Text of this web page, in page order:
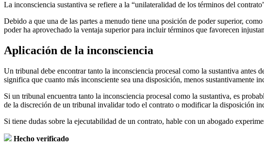
La inconsciencia sustantiva se refiere a la “unilateralidad de los términos del
Debido a que una de las partes a menudo tiene una posición de poder superior,
poder ha aprovechado la ventaja superior para incluir términos que favorecen
Aplicación de la inconsciencia
Un tribunal debe encontrar tanto la inconsciencia procesal como la sustantiva
significa que cuanto más inconsciente sea una disposición, menos sustantivamente
Si un tribunal encuentra tanto la inconsciencia procesal como la sustantiva, es
de la discreción de un tribunal invalidar todo el contrato o modificar la disposición
Si tiene dudas sobre la ejecutabilidad de un contrato, hable con un abogado
Hecho verificado